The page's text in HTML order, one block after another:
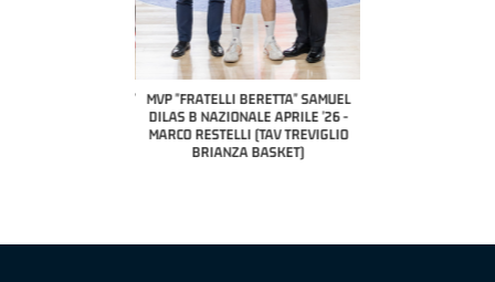
MVP "FRATELLI BERETTA" SAMUEL
DILAS B NAZIONALE APRILE '26 -
MARCO RESTELLI (TAV TREVIGLIO
BRIANZA BASKET)